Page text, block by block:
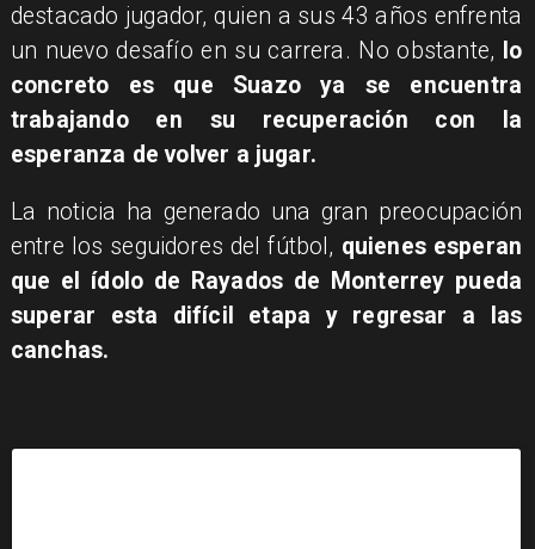
destacado jugador, quien a sus 43 años enfrenta
un nuevo desafío en su carrera. No obstante,
lo
concreto es que Suazo ya se encuentra
trabajando en su recuperación con la
esperanza de volver a jugar.
La noticia ha generado una gran preocupación
entre los seguidores del fútbol, quienes esperan
que el ídolo de Rayados de Monterrey pueda
superar esta difícil etapa y regresar a las
canchas.